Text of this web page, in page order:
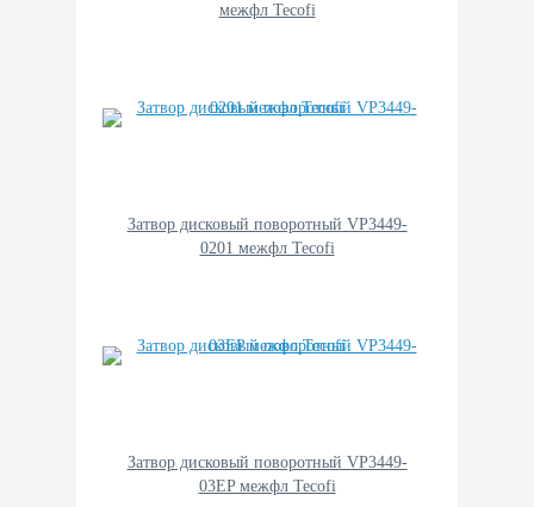
межфл Tecofi
Затвор дисковый поворотный VP3449-
0201 межфл Tecofi
Затвор дисковый поворотный VP3449-
03EP межфл Tecofi